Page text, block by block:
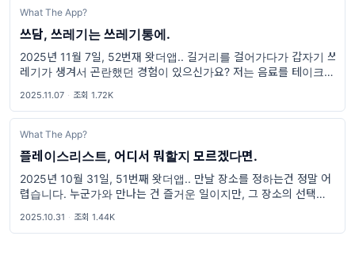
What The App?
쓰담, 쓰레기는 쓰레기통에.
2025년 11월 7일, 52번재 왓더앱.. 길거리를 걸어가다가 갑자기 쓰
레기가 생겨서 곤란했던 경험이 있으신가요? 저는 음료를 테이크아
음료수를 담은 일회
2025.11.07 · 조회 1.72K
What The App?
플레이스리스트, 어디서 뭐할지 모르겠다면.
2025년 10월 31일, 51번째 왓더앱.. 만날 장소를 정하는건 정말 어
렵습니다. 누군가와 만나는 건 즐거운 일이지만, 그 장소의 선택이 늘
면, 어떻게 검색
2025.10.31 · 조회 1.44K